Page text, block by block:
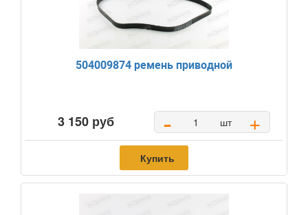
504009874 ремень приводной
3 150 руб - шт +
Купить